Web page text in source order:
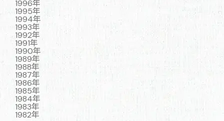
1996年
1995年
1994年
1993年
1992年
1991年
1990年
1989年
1988年
1987年
1986年
1985年
1984年
1983年
1982年